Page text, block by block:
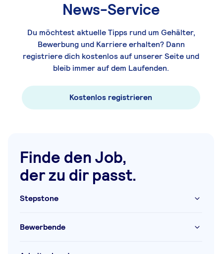
News-Service
Du möchtest aktuelle Tipps rund um Gehälter,
Bewerbung und Karriere erhalten? Dann
registriere dich kostenlos auf unserer Seite und
bleib immer auf dem Laufenden.
Kostenlos registrieren
Finde den Job,
der zu dir passt.
Stepstone
Bewerbende